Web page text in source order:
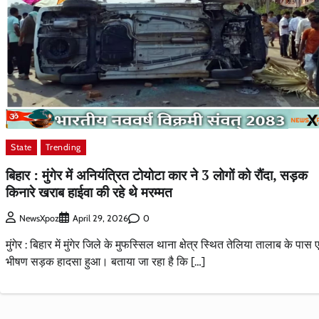
State Trending
बिहार : मुंगेर में अनियंत्रित टोयोटा कार ने 3 लोगों को रौंदा, सड़क
किनारे खराब हाईवा की रहे थे मरम्मत
NewsXpoz April 29, 2026 0
मुंगेर : बिहार में मुंगेर जिले के मुफस्सिल थाना क्षेत्र स्थित तेलिया तालाब के पास
भीषण सड़क हादसा हुआ। बताया जा रहा है कि […]